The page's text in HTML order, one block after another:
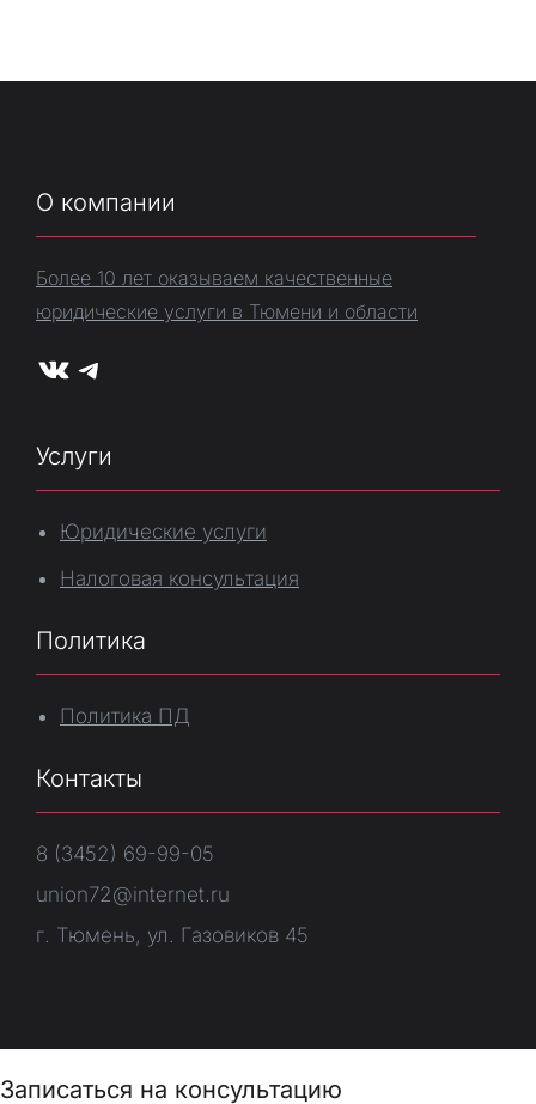
О компании
Более 10 лет оказываем качественные
юридические услуги в Тюмени и области
VK Telegram
Услуги
Юридические услуги
Налоговая консультация
Политика
Политика ПД
Контакты
8 (3452) 69-99-05
union72@internet.ru
г. Тюмень, ул. Газовиков 45
Записаться на консультацию